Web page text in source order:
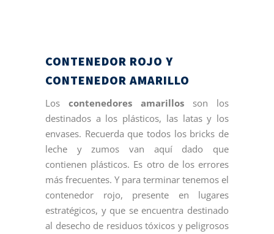
CONTENEDOR ROJO Y
CONTENEDOR AMARILLO
Los contenedores amarillos son los
destinados a los plásticos, las latas y los
envases. Recuerda que todos los bricks de
leche y zumos van aquí dado que
contienen plásticos. Es otro de los errores
más frecuentes. Y para terminar tenemos el
contenedor rojo, presente en lugares
estratégicos, y que se encuentra destinado
al desecho de residuos tóxicos y peligrosos